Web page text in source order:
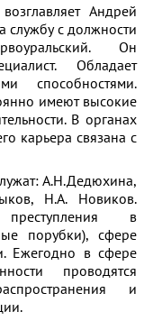
Андрей
с должности
Он
Обладает
способностями.
имеют высокие
В органах
карьера связана с
А.Н.Дедюхина,
Н.А. Новиков.
в
порубки), сфере
Ежегодно в сфере
проводятся
и